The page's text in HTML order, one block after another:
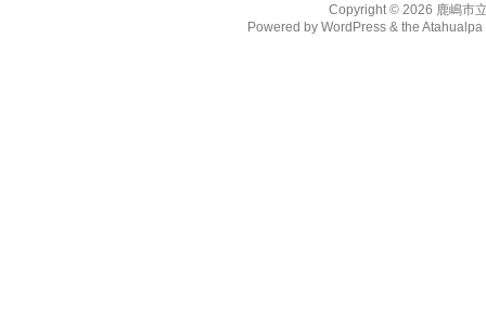
Copyright © 2026 鹿嶋市
Powered by WordPress& the Atahualpa